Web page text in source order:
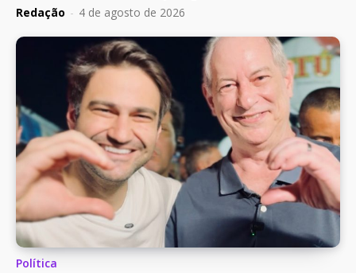
Redação - 4 de agosto de 2026
Política